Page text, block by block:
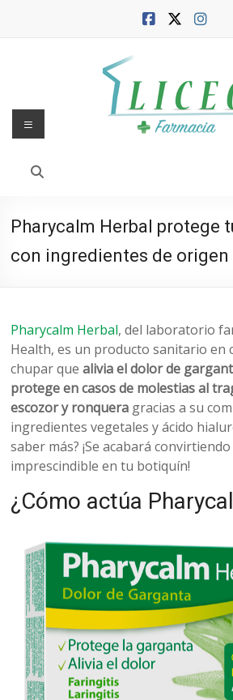
Blog
la
Farmacia
salud
y
belleza
Menú
Pharycalm Herbal protege
con ingredientes de origen
Pharycalm Herbal, del laboratorio
Health, es un producto sanitario en
chupar quealivia el dolor de
protege en casos de molestias al
escozor y ronquera gracias a su
ingredientes vegetales y ácido
saber más? ¡Se acabará
imprescindible en tu botiquín!
¿Cómo actúa